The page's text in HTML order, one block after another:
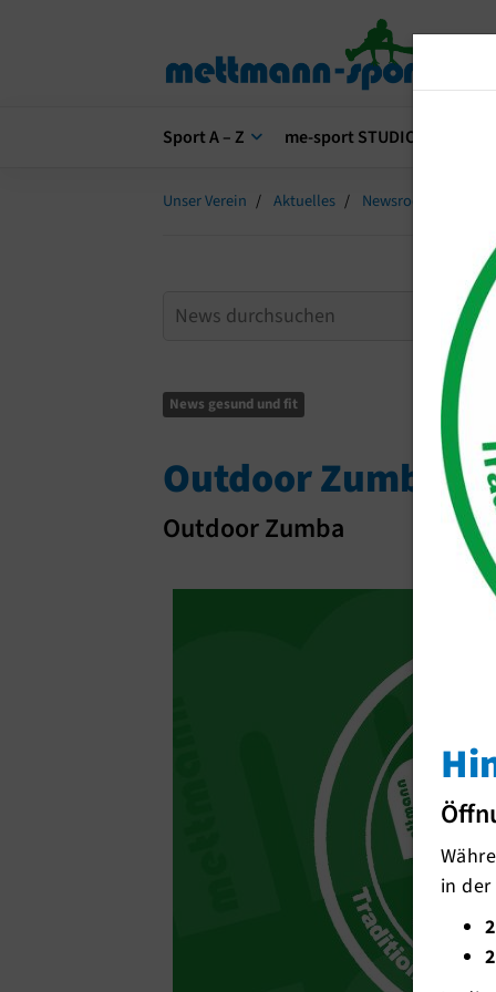
Sport A – Z me-sport STUDIO
Unser Verein Aktuelles Newsroom
News gesund und fit
Outdoor Zumba
Outdoor Zumba
in der